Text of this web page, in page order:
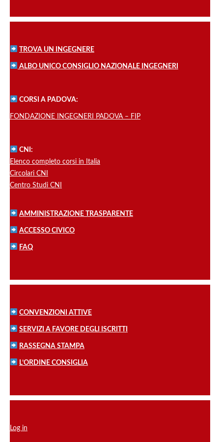
TROVA UN INGEGNERE
ALBO UNICO CONSIGLIO NAZIONALE INGEGNERI
CORSI A PADOVA:
FONDAZIONE INGEGNERI PADOVA – FIP
CNI:
Elenco completo corsi in Italia
Circolari CNI
Centro Studi CNI
AMMINISTRAZIONE TRASPARENTE
ACCESSO CIVICO
FAQ
CONVENZIONI ATTIVE
SERVIZI A FAVORE DEGLI ISCRITTI
RASSEGNA STAMPA
L’ORDINE CONSIGLIA
Log in